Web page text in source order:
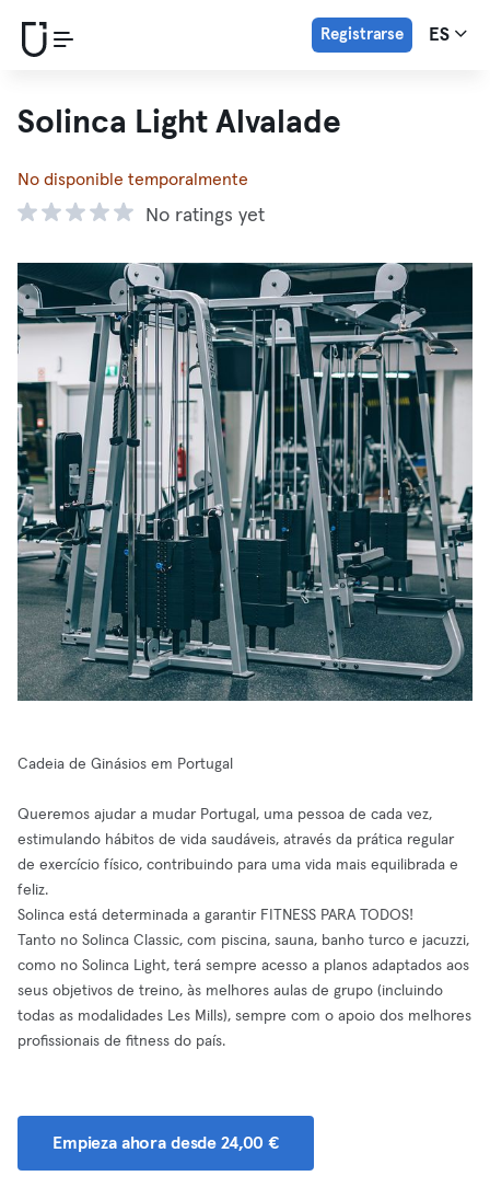
Registrarse ES
Solinca Light Alvalade
No disponible temporalmente
No ratings yet
Cadeia de Ginásios em Portugal
Queremos ajudar a mudar Portugal, uma pessoa de cada vez,
estimulando hábitos de vida saudáveis, através da prática regular
de exercício físico, contribuindo para uma vida mais equilibrada e
feliz.
Solinca está determinada a garantir FITNESS PARA TODOS!
Tanto no Solinca Classic, com piscina, sauna, banho turco e jacuzzi,
como no Solinca Light, terá sempre acesso a planos adaptados aos
seus objetivos de treino, às melhores aulas de grupo (incluindo
todas as modalidades Les Mills), sempre com o apoio dos melhores
profissionais de fitness do país.
Empieza ahora desde 24,00 €